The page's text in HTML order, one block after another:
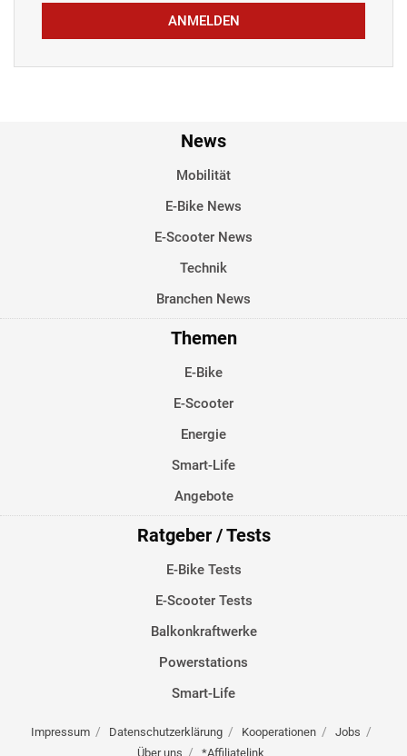
ANMELDEN
News
Mobilität
E-Bike News
E-Scooter News
Technik
Branchen News
Themen
E-Bike
E-Scooter
Energie
Smart-Life
Angebote
Ratgeber / Tests
E-Bike Tests
E-Scooter Tests
Balkonkraftwerke
Powerstations
Smart-Life
Impressum Datenschutzerklärung Kooperationen
Jobs
Über uns
*Affiliatelink